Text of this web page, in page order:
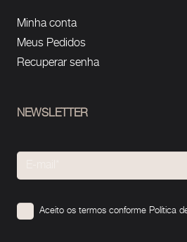
Minha conta
Meus Pedidos
Recuperar senha
NEWSLETTER
Aceito os termos conforme Política